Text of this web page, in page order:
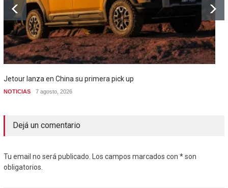
Jetour lanza en China su primera pick up
NOTICIAS 7 agosto, 2026
Dejá un comentario
Tu email no será publicado. Los campos marcados con * son
obligatorios.